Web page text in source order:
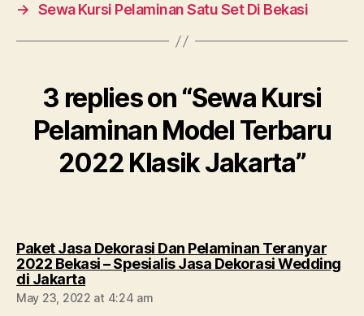
→ Sewa Kursi Pelaminan Satu Set Di Bekasi
3 replies on “Sewa Kursi
Pelaminan Model Terbaru
2022 Klasik Jakarta”
Paket Jasa Dekorasi Dan Pelaminan Teranyar
2022 Bekasi – Spesialis Jasa Dekorasi Wedding
di Jakartasays:
May 23, 2022 at 4:24 am